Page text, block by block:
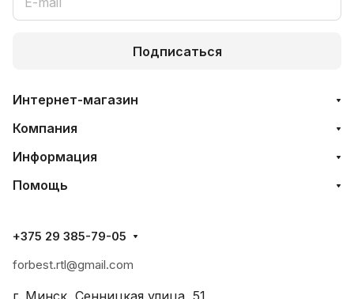
Подписаться
Интернет-магазин
Компания
Информация
Помощь
+375 29 385-79-05
forbest.rtl@gmail.com
г. Минск, Сенницкая улица, 51